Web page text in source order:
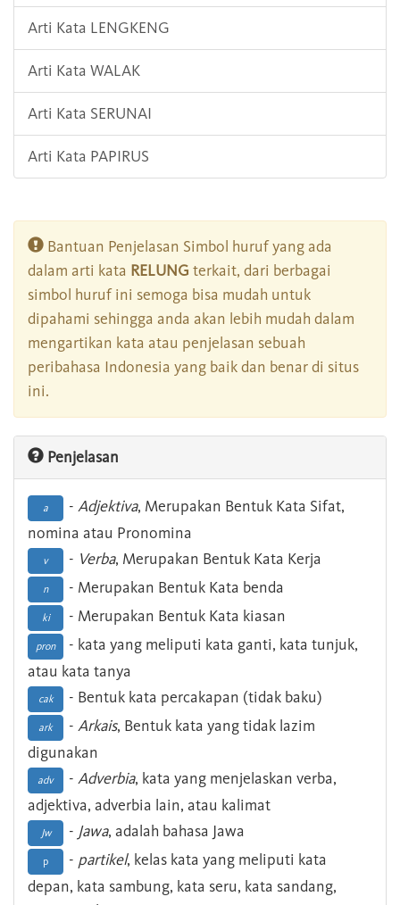
Arti Kata LENGKENG
Arti Kata WALAK
Arti Kata SERUNAI
Arti Kata PAPIRUS
Bantuan Penjelasan Simbol huruf yang ada
dalam arti kata RELUNG terkait, dari berbagai
simbol huruf ini semoga bisa mudah untuk
dipahami sehingga anda akan lebih mudah dalam
mengartikan kata atau penjelasan sebuah
peribahasa Indonesia yang baik dan benar di situs
ini.
Penjelasan
a - Adjektiva, Merupakan Bentuk Kata Sifat,
nomina atau Pronomina
v - Verba, Merupakan Bentuk Kata Kerja
n - Merupakan Bentuk Kata benda
ki - Merupakan Bentuk Kata kiasan
pron
- kata yang meliputi kata ganti, kata tunjuk,
atau kata tanya
cak - Bentuk kata percakapan (tidak baku)
ark - Arkais, Bentuk kata yang tidak lazim
digunakan
adv - Adverbia, kata yang menjelaskan verba,
adjektiva, adverbia lain, atau kalimat
Jw - Jawa, adalah bahasa Jawa
p - partikel, kelas kata yang meliputi kata
depan, kata sambung, kata seru, kata sandang,